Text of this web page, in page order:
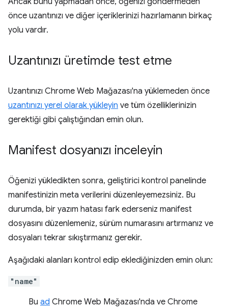
önce uzantınızı ve diğer içeriklerinizi hazırlamanın birkaç
yolu vardır.
Uzantınızı üretimde test etme
Uzantınızı Chrome Web Mağazası'na yüklemeden önce
uzantınızı yerel olarak yükleyin ve tüm özelliklerinizin
gerektiği gibi çalıştığından emin olun.
Manifest dosyanızı inceleyin
Öğenizi yükledikten sonra, geliştirici kontrol panelinde
manifestinizin meta verilerini düzenleyemezsiniz. Bu
durumda, bir yazım hatası fark ederseniz manifest
dosyasını düzenlemeniz, sürüm numarasını artırmanız ve
dosyaları tekrar sıkıştırmanız gerekir.
Aşağıdaki alanları kontrol edip eklediğinizden emin olun:
"name"
Bu ad Chrome Web Mağazası'nda ve Chrome